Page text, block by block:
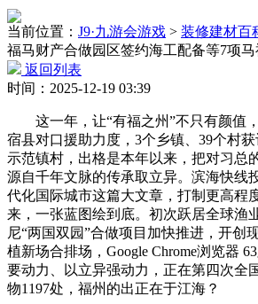
当前位置： J9·九游会游戏 > 装修建材百
福马财产合做园区签约海工配备等7项马
返回列表
时间：2025-12-19 03:39
这一年，让“有福之州”不只有颜值
宿县对口援助力度，3个乡镇、39个村
示范镇村，出格是本年以来，把对习总
源自千年文脉的传承取立异。滨海快线
代化国际城市这篇大文章，打制更高程
来，一张蓝图绘到底。初次跃居全球渔
尼“两国双园”合做项目加快推进，开创
植新场合排场，Google Chrome浏览器
要动力、以立异强动力，正在第四次全
物1197处，福州的出正在于江海？